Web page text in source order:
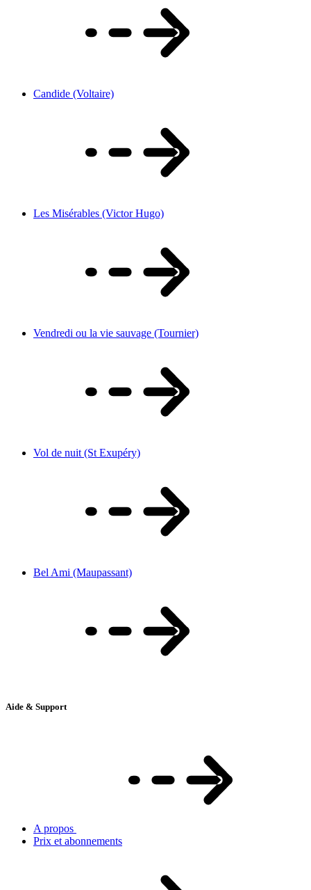
Candide (Voltaire)
Les Misérables (Victor Hugo)
Vendredi ou la vie sauvage (Tournier)
Vol de nuit (St Exupéry)
Bel Ami (Maupassant)
Aide & Support
A propos
Prix et abonnements